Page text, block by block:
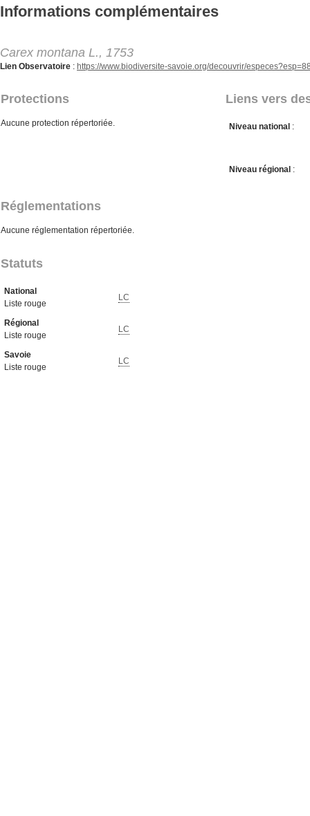
Aller au contenu principal
Informations complémentaires
Carex montana L., 1753
Lien Observatoire : https://www.biodiversite-savoie.org/decouvrir/
Protections Liens vers
Aucune protection répertoriée. Niveau national :
Niveau régional :
Réglementations
Aucune réglementation répertoriée.
Statuts
National
Liste rouge
LC
Régional
Liste rouge
LC
Savoie
Liste rouge
LC